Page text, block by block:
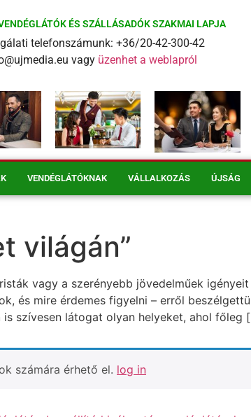
ÉS SZÁLLÁSADÓK SZAKMAI LAPJA
telefonszámunk: +36/20-42-300-42
vagy üzenhet a weblapról
VENDÉGLÁTÓKNAK VÁLLALKOZÁS ÚJSÁG
világán”
vagy a szerényebb jövedelműek
és mire érdemes figyelni – erről
szívesen látogat olyan helyeket, ahol főleg
számára érhető el. log in